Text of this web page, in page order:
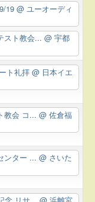
19 @ ユーオーディ
スト教会... @ 宇都
ト礼拝 @ 日本イエ
教会 コ... @ 佐倉福
ンター ... @ さいた